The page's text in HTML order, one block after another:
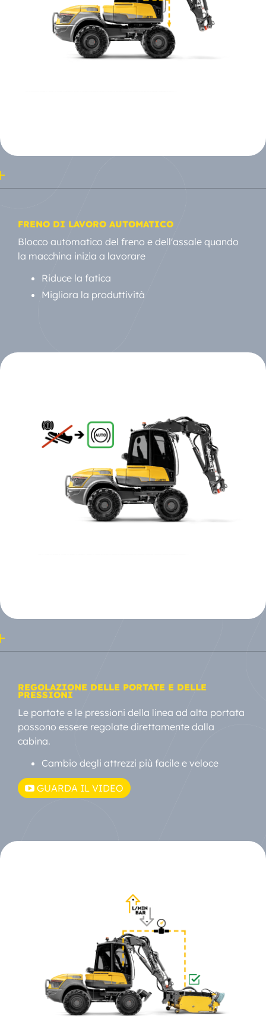
FRENO DI LAVORO AUTOMATICO
Blocco automatico del freno e dell'assale quando
la macchina inizia a lavorare
Riduce la fatica
Migliora la produttività
REGOLAZIONE DELLE PORTATE E DELLE
PRESSIONI
Le portate e le pressioni della linea ad alta portata
possono essere regolate direttamente dalla
cabina.
Cambio degli attrezzi più facile e veloce
GUARDA IL VIDEO